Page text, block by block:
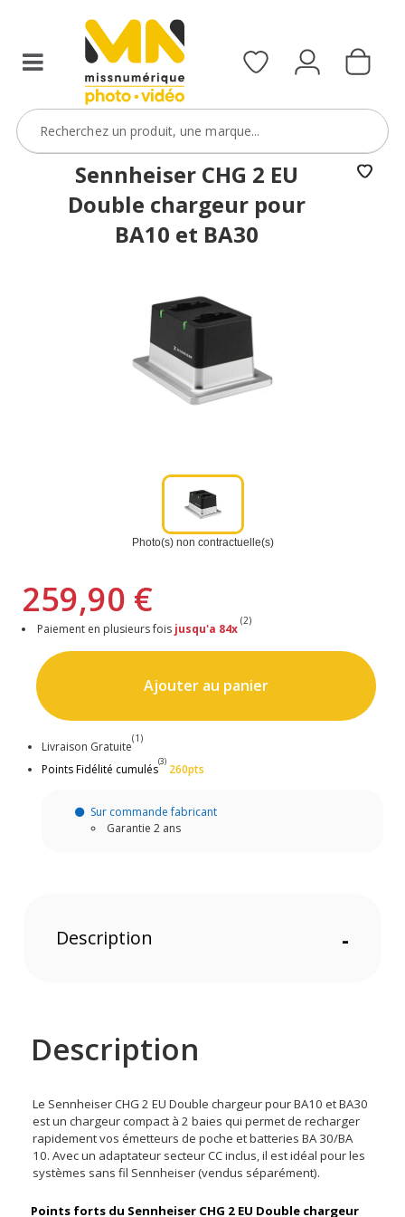
Sennheiser CHG 2 EU
Double chargeur pour
BA10 et BA30
Photo(s) non contractuelle(s)
259,90 €
Paiement en plusieurs fois jusqu'a 84x
(2)
Ajouter au panier
Livraison Gratuite
(1)
Points Fidélité cumulés
(3)
260pts
Sur commande fabricant
Garantie 2 ans
Description -
Description
Le Sennheiser CHG 2 EU Double chargeur pour BA10 et BA30
est un chargeur compact à 2 baies qui permet de recharger
rapidement vos émetteurs de poche et batteries BA 30/BA
10. Avec un adaptateur secteur CC inclus, il est idéal pour les
systèmes sans fil Sennheiser (vendus séparément).
Points forts du Sennheiser CHG 2 EU Double chargeur